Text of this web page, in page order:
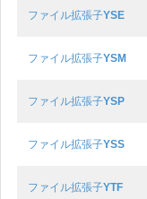
ファイル拡張子YSE
ファイル拡張子YSM
ファイル拡張子YSP
ファイル拡張子YSS
ファイル拡張子YTF